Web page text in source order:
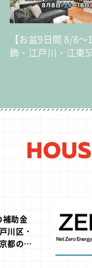
【お盆9日間 8/8～
飾・江戸川・江東
完成見学会～総額
助金
川区・
都の助